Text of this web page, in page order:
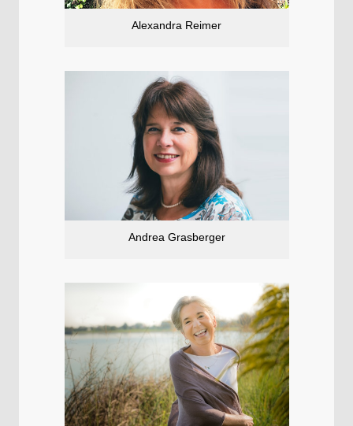
Alexandra Reimer
Andrea Grasberger